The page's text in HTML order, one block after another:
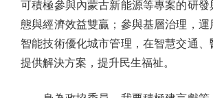
可積極參與內蒙古新能源等專案的研發
態與經濟效益雙贏；參與基層治理，運
智能技術優化城市管理，在智慧交通
提供解決方案，提升民生福祉。